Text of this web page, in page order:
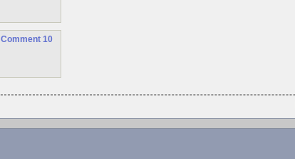
Comment 10